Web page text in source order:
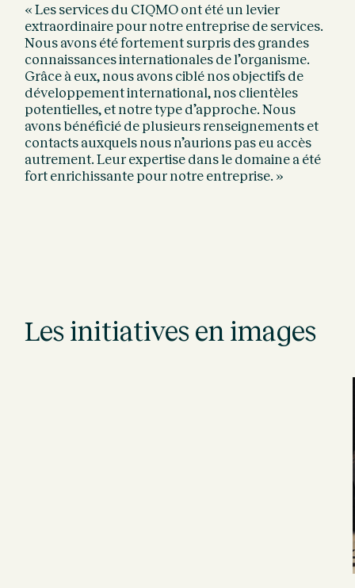
« Les services du CIQMO ont été un levier
extraordinaire pour notre entreprise de services.
Nous avons été fortement surpris des grandes
connaissances internationales de l’organisme.
Grâce à eux, nous avons ciblé nos objectifs de
développement international, nos clientèles
potentielles, et notre type d’approche. Nous
avons bénéficié de plusieurs renseignements et
contacts auxquels nous n’aurions pas eu accès
autrement. Leur expertise dans le domaine a été
fort enrichissante pour notre entreprise. »
Les initiatives en images